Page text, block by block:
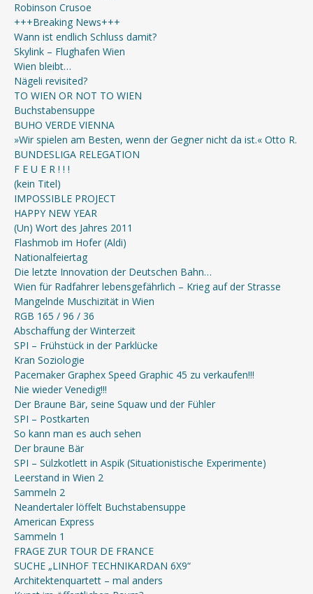
Robinson Crusoe
+++Breaking News+++
Wann ist endlich Schluss damit?
Skylink – Flughafen Wien
Wien bleibt…
Nägeli revisited?
TO WIEN OR NOT TO WIEN
Buchstabensuppe
BUHO VERDE VIENNA
»Wir spielen am Besten, wenn der Gegner nicht da ist.« Otto R.
BUNDESLIGA RELEGATION
F E U E R ! ! !
(kein Titel)
IMPOSSIBLE PROJECT
HAPPY NEW YEAR
(Un) Wort des Jahres 2011
Flashmob im Hofer (Aldi)
Nationalfeiertag
Die letzte Innovation der Deutschen Bahn…
Wien für Radfahrer lebensgefährlich – Krieg auf der Strasse
Mangelnde Muschizität in Wien
RGB 165 / 96 / 36
Abschaffung der Winterzeit
SPI – Frühstück in der Parklücke
Kran Soziologie
Pacemaker Graphex Speed Graphic 45 zu verkaufen!!!
Nie wieder Venedig!!!
Der Braune Bär, seine Squaw und der Fühler
SPI – Postkarten
So kann man es auch sehen
Der braune Bär
SPI – Sülzkotlett in Aspik (Situationistische Experimente)
Leerstand in Wien 2
Sammeln 2
Neandertaler löffelt Buchstabensuppe
American Express
Sammeln 1
FRAGE ZUR TOUR DE FRANCE
SUCHE „LINHOF TECHNIKARDAN 6X9“
Architektenquartett – mal anders